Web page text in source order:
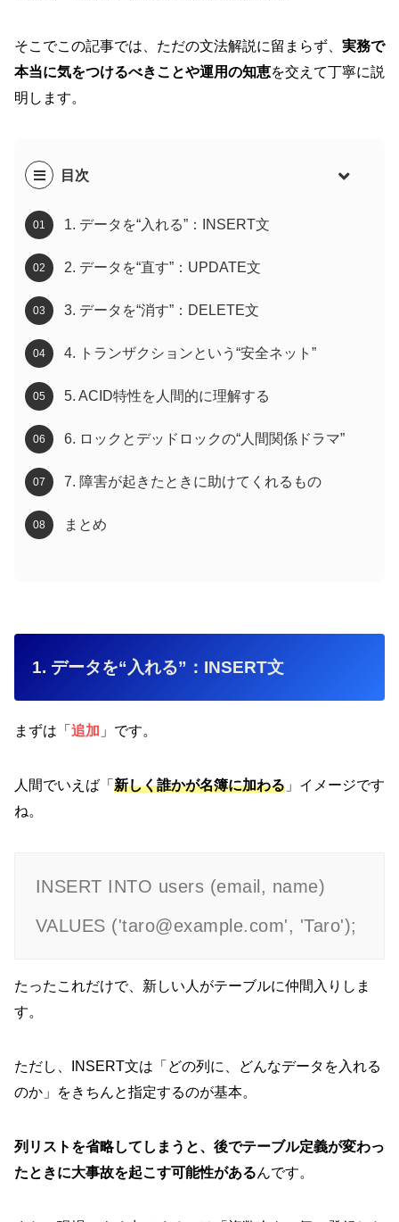
そこでこの記事では、ただの文法解説に留まらず、 実務で
本当に気をつけるべきことや運用の知恵を交えて丁寧に説
明します。
目次
1. データを“入れる”：INSERT文
2. データを“直す”：UPDATE文
3. データを“消す”：DELETE文
4. トランザクションという“安全ネット”
5. ACID特性を人間的に理解する
6. ロックとデッドロックの“人間関係ドラマ”
7. 障害が起きたときに助けてくれるもの
まとめ
1. データを“入れる”：INSERT文
まずは「 追加 」です。
人間でいえば「 新しく誰かが名簿に加わる 」イメージです
ね。
INSERT INTO users (email, name)
VALUES ('taro@example.com', 'Taro');
たったこれだけで、新しい人がテーブルに仲間入りしま
す。
ただし、INSERT文は「どの列に、どんなデータを入れる
のか」をきちんと指定するのが基本。
列リストを省略してしまうと、後でテーブル定義が変わっ
たときに大事故を起こす可能性があるんです。